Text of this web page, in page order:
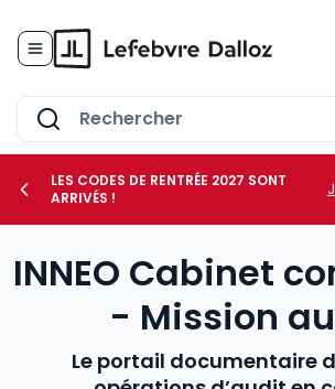
le sous-menu Vos métiers
le sous-menu Vos besoins
LES CODES DE RENTRÉE 2027 SONT
ARRIVÉS !
INNEO Cabinet
- Mission
Le portail documentaire